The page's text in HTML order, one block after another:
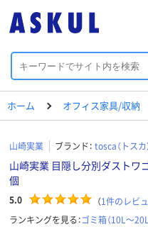
ホーム オフィス家具/収納
山崎実業 ブランド： tosca（トスカ
山崎実業 目隠し分別ダストワ
個
5.0 （1件のレビ
ランキングを見る：ゴミ箱（10L～